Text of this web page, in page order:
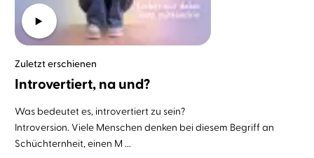
Zuletzt erschienen
Introvertiert, na und?
Was bedeutet es, introvertiert zu sein?
Introversion. Viele Menschen denken bei diesem Begriff an
Schüchternheit, einen M ...